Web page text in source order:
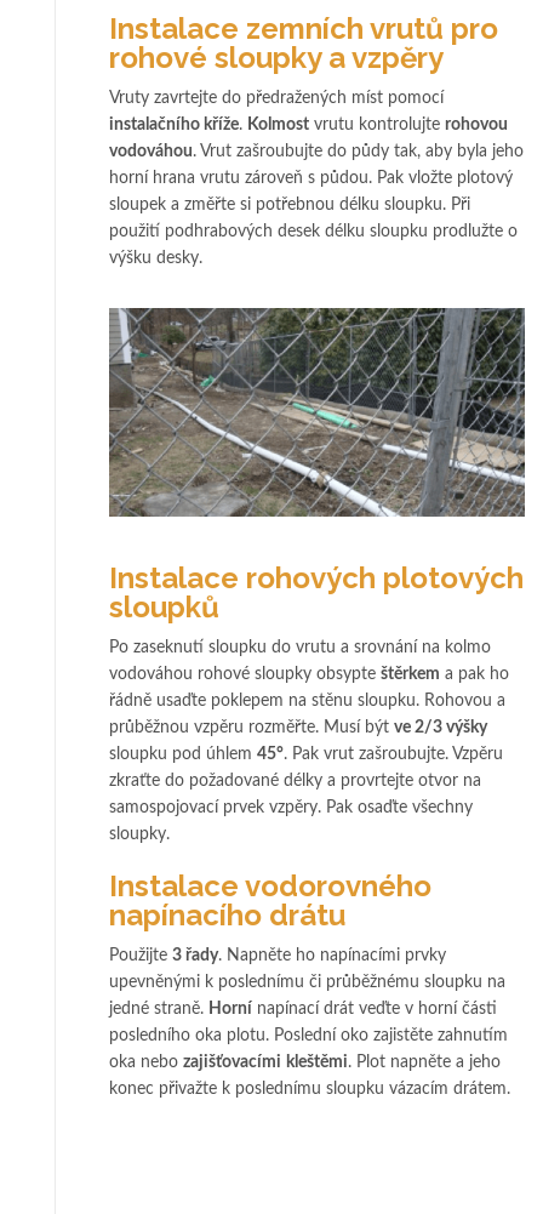
Instalace zemních vrutů pro
rohové sloupky a vzpěry
Vruty zavrtejte do předražených míst pomocí
instalačního kříže. Kolmost vrutu kontrolujte rohovou
vodováhou. Vrut zašroubujte do půdy tak, aby byla jeho
horní hrana vrutu zároveň s půdou. Pak vložte plotový
sloupek a změřte si potřebnou délku sloupku. Při
použití podhrabových desek délku sloupku prodlužte o
výšku desky.
Instalace rohových plotových
sloupků
Po zaseknutí sloupku do vrutu a srovnání na kolmo
vodováhou rohové sloupky obsypte štěrkem a pak ho
řádně usaďte poklepem na stěnu sloupku. Rohovou a
průběžnou vzpěru rozměřte. Musí být ve 2/3 výšky
sloupku pod úhlem 45°. Pak vrut zašroubujte. Vzpěru
zkraťte do požadované délky a provrtejte otvor na
samospojovací prvek vzpěry. Pak osaďte všechny
sloupky.
Instalace vodorovného
napínacího drátu
Použijte 3 řady. Napněte ho napínacími prvky
upevněnými k poslednímu či průběžnému sloupku na
jedné straně. Horní napínací drát veďte v horní části
posledního oka plotu. Poslední oko zajistěte zahnutím
oka nebo zajišťovacími kleštěmi. Plot napněte a jeho
konec přivažte k poslednímu sloupku vázacím drátem.